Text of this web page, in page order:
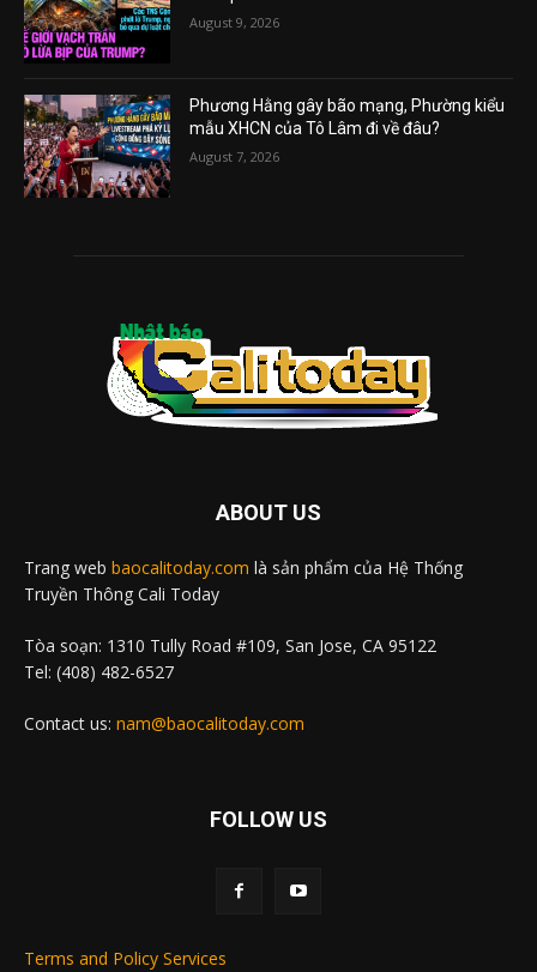
August 9, 2026
Phương Hằng gây bão mạng, Phường kiểu
mẫu XHCN của Tô Lâm đi về đâu?
August 7, 2026
ABOUT US
Trang web baocalitoday.com là sản phẩm của Hệ Thống
Truyền Thông Cali Today
Tòa soạn: 1310 Tully Road #109, San Jose, CA 95122
Tel: (408) 482-6527
Contact us: nam@baocalitoday.com
FOLLOW US
Terms and Policy Services